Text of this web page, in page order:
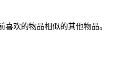
欢的物品相似的其他物品。